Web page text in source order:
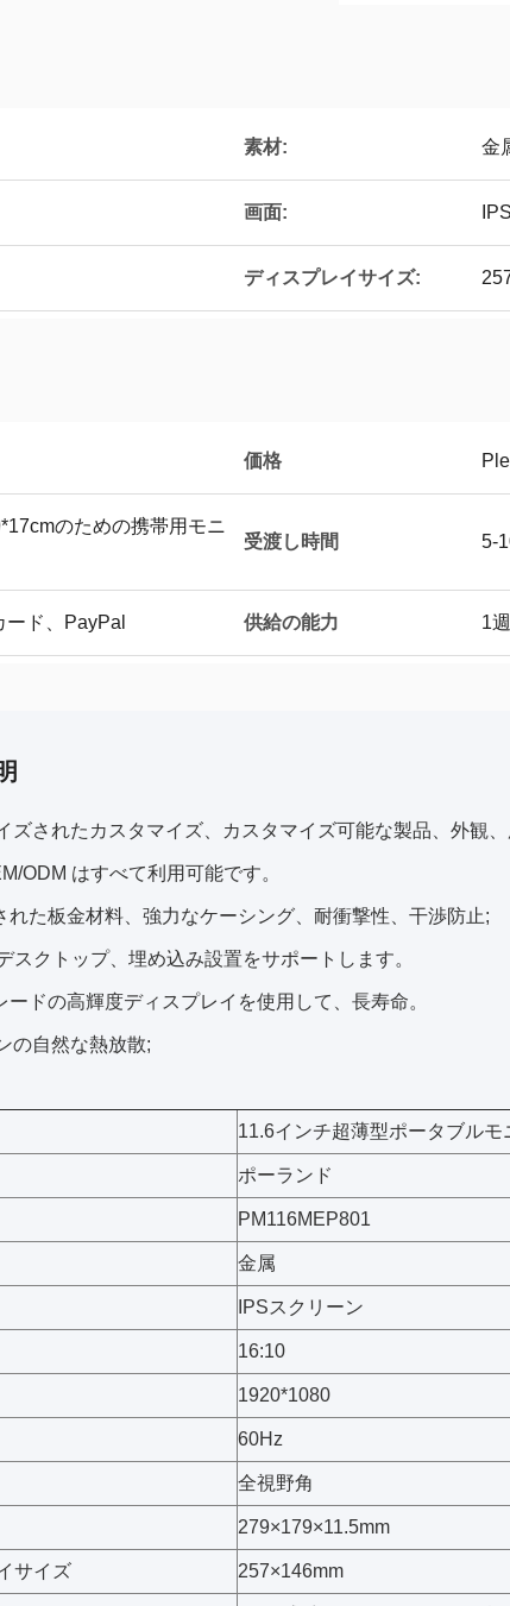
素材: 金
画面:
ディスプレイサイズ:
価格
のための携帯用モニ
受渡し時間 5-
ド、PayPal 供給の能力 1
ズされたカスタマイズ、カスタマイズ可能な製品、外観
ODM はすべて利用可能です。
れた板金材料、強力なケーシング、耐衝撃性、干渉防止;
スクトップ、埋め込み設置をサポートします。
ードの高輝度ディスプレイを使用して、長寿命。
の自然な熱放散;
11.6インチ超薄型ポータブルモ
ポーランド
PM116MEP801
金属
IPSスクリーン
16:10
1920*1080
60Hz
全視野角
279×179×11.5mm
サイズ 257×146mm